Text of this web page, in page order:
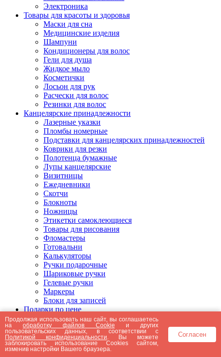
Электроника
Товары для красоты и здоровья
Маски для сна
Медицинские изделия
Шампуни
Кондиционеры для волос
Гели для душа
Жидкое мыло
Косметички
Лосьон для рук
Расчески для волос
Резинки для волос
Канцелярские принадлежности
Лазерные указки
Пломбы номерные
Подставки для канцелярских принадлежностей
Коврики для резки
Полотенца бумажные
Лупы канцелярские
Визитницы
Ежедневники
Скотчи
Блокноты
Ножницы
Этикетки самоклеющиеся
Товары для рисования
Фломастеры
Готовальни
Калькуляторы
Ручки подарочные
Шариковые ручки
Гелевые ручки
Маркеры
Блоки для записей
Подарки по цене
Подарки от 5000 рублей
Подарки до 5000 рублей
Подарки до 3000 рублей
Подарки до 2000 рублей
Подарки до 1000 рублей
Продолжая использовать наш сайт, вы соглашаетесь
наобработку файлов Cookie и других
пользовательских данных, в соответствии с
Политикой конфиденциальности . Вы можете
заблокировать использование Cookies сайтом,
изменив настройки Вашего браузера.
Согласен